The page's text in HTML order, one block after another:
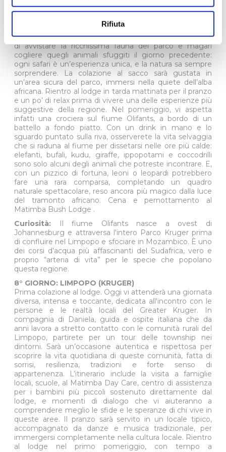
Rifiuta
per un nuovo safari nel Parco Nazionale Kruger, questa
volta in versione mezza giornata, sempre
accompagnati da una guida esperta parlante italiano. A
bordo del veicolo 4x4 aperto, avrete ancora l’occasione
di avvistare la ricchissima fauna del parco e magari
cogliere quegli animali sfuggiti il giorno precedente:
ogni safari è un’esperienza unica, e la natura sa sempre
sorprendere. La colazione al sacco sarà gustata in
un’area sicura del parco, immersi nella quiete dell’alba
africana. Rientro al lodge in tarda mattinata per il pranzo
e un po’ di relax prima di vivere una delle esperienze più
suggestive della regione. Nel pomeriggio, vi aspetta
infatti una crociera sul fiume Olifants, a bordo di un
battello a fondo piatto. Con un drink in mano e lo
sguardo puntato sulla riva, osserverete la vita selvaggia
che si raduna al fiume per dissetarsi nelle ore più calde:
elefanti, bufali, kudu, giraffe, ippopotami e coccodrilli
sono solo alcuni degli animali che potreste incontrare. E,
con un pizzico di fortuna, leoni o leopardi potrebbero
fare una rara comparsa, completando un quadro
naturale spettacolare, reso ancora più magico dalla luce
del tramonto africano. Cena e pernottamento al
Matimba Bush Lodge .
Curiosità: Il fiume Olifants nasce a ovest di
Johannesburg e attraversa l'intero Parco Kruger prima
di confluire nel Limpopo e sfociare in Mozambico. È uno
dei corsi d’acqua più affascinanti del Sudafrica, vero e
proprio “arteria di vita” per le specie che popolano
questa regione.
8° GIORNO: LIMPOPO (KRUGER)
Prima colazione al lodge. Oggi vi attenderà una giornata
diversa, intensa e toccante, dedicata all'incontro con le
persone e le realtà locali del Greater Kruger. In
compagnia di Daniela, guida e ospite italiana che da
anni lavora a stretto contatto con le comunità rurali del
Limpopo, partirete per un tour delle township nei
dintorni. Sarà un’occasione autentica e rispettosa per
scoprire la vita quotidiana di queste comunità, fatta di
sorrisi, resilienza, tradizioni e forte senso di
appartenenza. L’itinerario include la visita a famiglie
locali, scuole, al Matimba Day Care, centro di assistenza
per i bambini più piccoli sostenuto direttamente dal
lodge, e momenti di dialogo che vi aiuteranno a
comprendere meglio le sfide e le speranze di chi vive in
queste aree. Il pranzo sarà servito in un locale tipico,
accompagnato da danze e musica tradizionale, per
immergersi completamente nella cultura locale. Rientro
al lodge nel primo pomeriggio, con tempo a